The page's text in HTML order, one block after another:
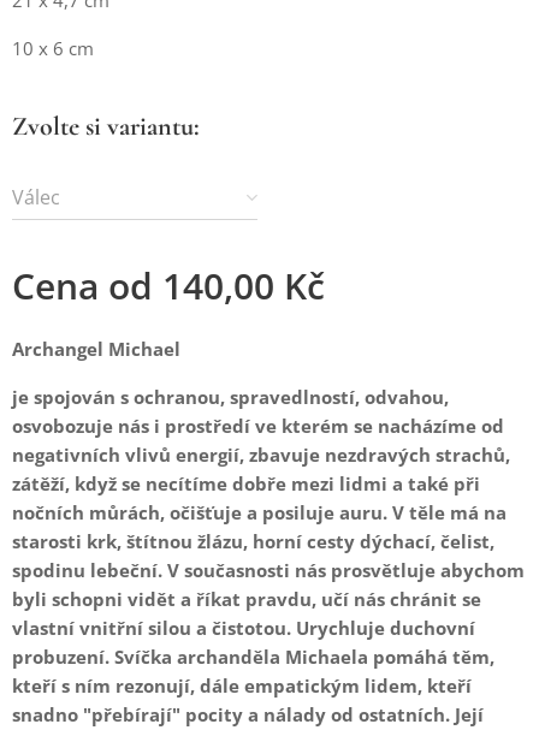
10 x 6 cm
Zvolte si variantu:
Válec
Cena od 140,00 Kč
Archangel Michael
je spojován s ochranou, spravedlností, odvahou,
osvobozuje nás i prostředí ve kterém se nacházíme od
negativních vlivů energií, zbavuje nezdravých strachů,
zátěží, když se necítíme dobře mezi lidmi a také při
nočních můrách, očišťuje a posiluje auru. V těle má na
starosti krk, štítnou žlázu, horní cesty dýchací, čelist,
spodinu lebeční. V současnosti nás prosvětluje abychom
byli schopni vidět a říkat pravdu, učí nás chránit se
vlastní vnitřní silou a čistotou. Urychluje duchovní
probuzení. Svíčka archanděla Michaela pomáhá těm,
kteří s ním rezonují, dále empatickým lidem, kteří
snadno "přebírají" pocity a nálady od ostatních. Její